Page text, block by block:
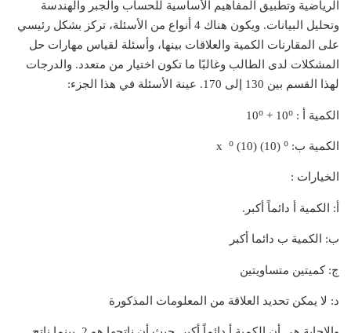
الرياضية وتطبيق المفاهيم الأساسية للحساب والجبر والهندسة
وتحليل البيانات. ويكون هناك 4 أنواع من الأسئلة، تركز بشكل رئيسي
على المقارنات الكمية والعلاقات بينها، وأسئلة لقياس مهارات حل
المشكلات لدى الطالب وغالبًا ما تكون اختيار من متعدد. والدرجات
لهذا القسم بين 130 إلى 170. عينة الأسئلة في هذا الجزء:
الكمية أ : 10⁰ + 10⁰
الكمية ب: ⁰ (10) x ⁰ (10)
الخيارات :
أ: الكمية أ دائماً أكبر.
ب: الكمية ب دائما أكبر
ج: كميتين متساويتين
د: لا يمكن تحديد العلاقة من المعلومات المذكورة